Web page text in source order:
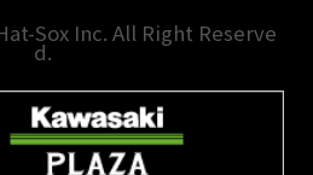
福岡
Sox Inc. All Right Reserve
d.